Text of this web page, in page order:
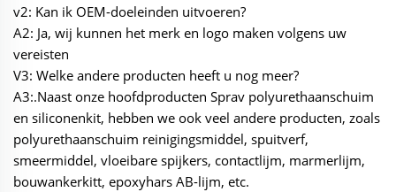
v2: Kan ik OEM-doeleinden uitvoeren?
A2: Ja, wij kunnen het merk en logo maken volgens uw
vereisten
V3: Welke andere producten heeft u nog meer?
A3:.Naast onze hoofdproducten Sprav polyurethaanschuim
en siliconenkit, hebben we ook veel andere producten, zoals
polyurethaanschuim reinigingsmiddel, spuitverf,
smeermiddel, vloeibare spijkers, contactlijm, marmerlijm,
bouwankerkitt, epoxyhars AB-lijm, etc.